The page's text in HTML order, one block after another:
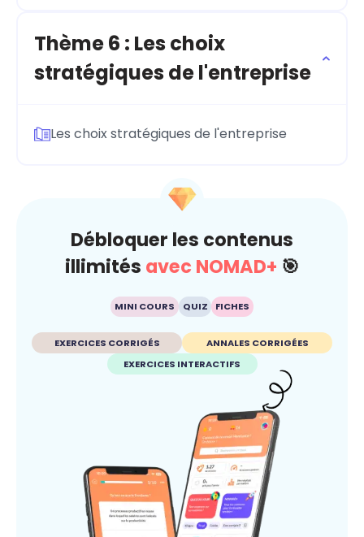
Thème 6 : Les choix
stratégiques de l'entreprise
Les choix stratégiques de l'entreprise
Débloquer les contenus
illimités avec NOMAD+ 🎯
MINI COURS QUIZ FICHES
EXERCICES CORRIGÉS
ANNALES CORRIGÉES
EXERCICES INTERACTIFS